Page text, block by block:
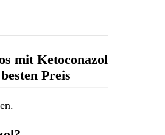
mit Ketoconazol
Preis